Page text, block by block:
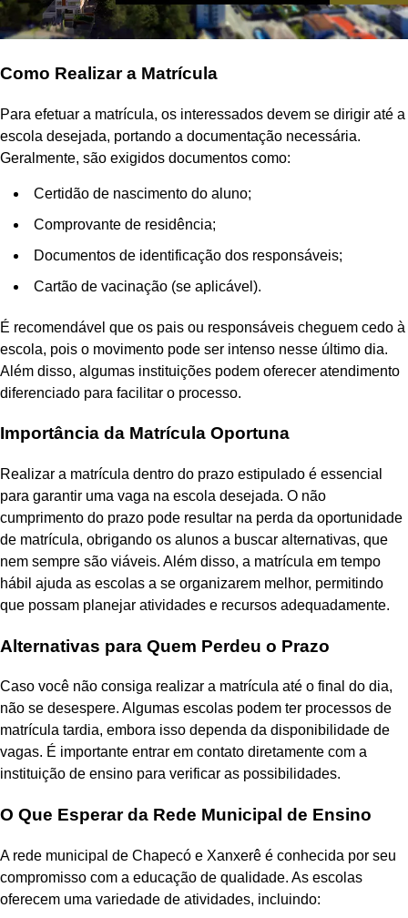
Como Realizar a Matrícula
Para efetuar a matrícula, os interessados devem se dirigir até a
escola desejada, portando a documentação necessária.
Geralmente, são exigidos documentos como:
Certidão de nascimento do aluno;
Comprovante de residência;
Documentos de identificação dos responsáveis;
Cartão de vacinação (se aplicável).
É recomendável que os pais ou responsáveis cheguem cedo à
escola, pois o movimento pode ser intenso nesse último dia.
Além disso, algumas instituições podem oferecer atendimento
diferenciado para facilitar o processo.
Importância da Matrícula Oportuna
Realizar a matrícula dentro do prazo estipulado é essencial
para garantir uma vaga na escola desejada. O não
cumprimento do prazo pode resultar na perda da oportunidade
de matrícula, obrigando os alunos a buscar alternativas, que
nem sempre são viáveis. Além disso, a matrícula em tempo
hábil ajuda as escolas a se organizarem melhor, permitindo
que possam planejar atividades e recursos adequadamente.
Alternativas para Quem Perdeu o Prazo
Caso você não consiga realizar a matrícula até o final do dia,
não se desespere. Algumas escolas podem ter processos de
matrícula tardia, embora isso dependa da disponibilidade de
vagas. É importante entrar em contato diretamente com a
instituição de ensino para verificar as possibilidades.
O Que Esperar da Rede Municipal de Ensino
A rede municipal de Chapecó e Xanxerê é conhecida por seu
compromisso com a educação de qualidade. As escolas
oferecem uma variedade de atividades, incluindo: